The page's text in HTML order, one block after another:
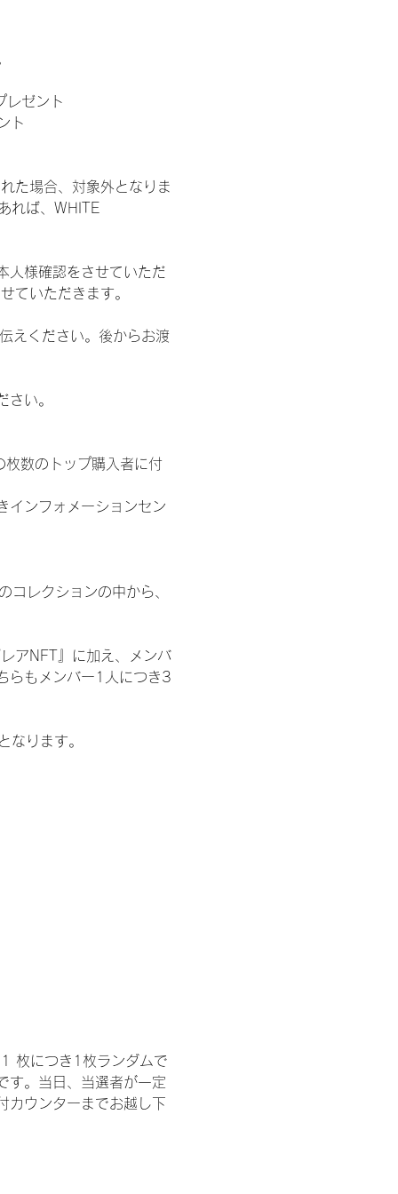
レゼント
ト
た場合、対象外となりま
れば、WHITE
人様確認をさせていただ
ていただきます。
えください。後からお渡
い。
数のトップ購入者に付
インフォメーションセン
レクションの中から、
アNFT』に加え、メンバ
らもメンバー1人につき3
なります。
枚につき1枚ランダムで
す。当日、当選者が一定
カウンターまでお越し下